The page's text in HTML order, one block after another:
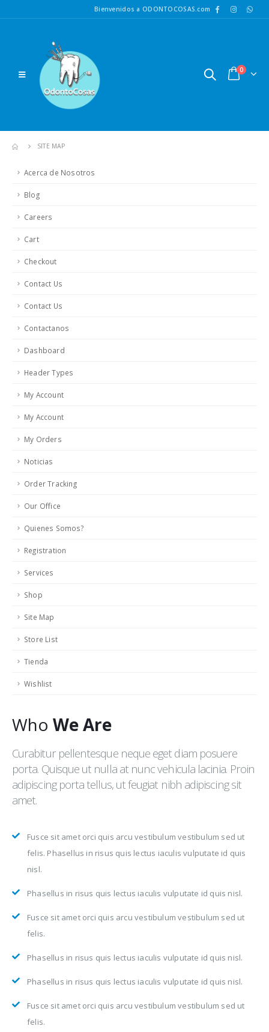
Bienvenidos a ODONTOCOSAS.com
0
SITE MAP
Acerca de Nosotros
Blog
Careers
Cart
Checkout
Contact Us
Contact Us
Contactanos
Dashboard
Header Types
My Account
My Account
My Orders
Noticias
Order Tracking
Our Office
Quienes Somos?
Registration
Services
Shop
Site Map
Store List
Tienda
Wishlist
Who We Are
Curabitur pellentesque neque eget diam posuere
porta. Quisque ut nulla at nunc vehicula lacinia. Proin
adipiscing porta tellus, ut feugiat nibh adipiscing sit
amet.
Fusce sit amet orci quis arcu vestibulum vestibulum sed ut
felis. Phasellus in risus quis lectus iaculis vulputate id quis
nisl.
Phasellus in risus quis lectus iaculis vulputate id quis nisl.
Fusce sit amet orci quis arcu vestibulum vestibulum sed ut
felis.
Phasellus in risus quis lectus iaculis vulputate id quis nisl.
Phasellus in risus quis lectus iaculis vulputate id quis nisl.
Fusce sit amet orci quis arcu vestibulum vestibulum sed ut
felis.